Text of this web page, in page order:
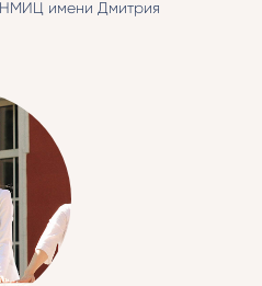
НМИЦ имени Дмитрия